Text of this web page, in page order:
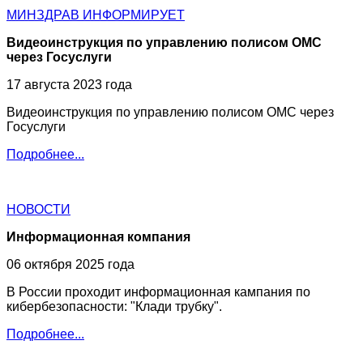
МИНЗДРАВ ИНФОРМИРУЕТ
Видеоинструкция по управлению полисом ОМС
через Госуслуги
17 августа 2023 года
Видеоинструкция по управлению полисом ОМС через
Госуслуги
Подробнее...
НОВОСТИ
Информационная компания
06 октября 2025 года
В России проходит информационная кампания по
кибербезопасности: "Клади трубку".
Подробнее...